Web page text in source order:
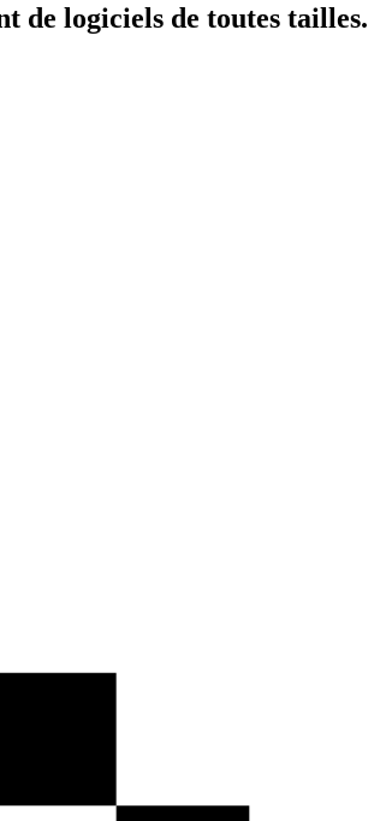
de logiciels de toutes tailles.